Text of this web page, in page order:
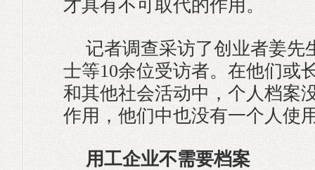
才具有不可取代的作用。
记者调查采访了创业者姜先
士等10余位受访者。在他们或
和其他社会活动中，个人档案
作用，他们中也没有一个人使
用工企业不需要档案